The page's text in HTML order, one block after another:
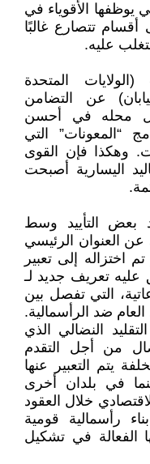
يوظفها الأقوياء في
أقسام تتصارع غالبًا
عليه.
المتحدة
عن التضامن
محله في أحسن
“المعونات” التي
وهكذا فإن القوى
اليسارية أصبحت
بعض التأييد وسط
العنوان الرئيسي
اختزاله إلى تعبير
تعريف جديد لـ
التي تفصل بين
ضد الرأسمالية.
النضالي الذي
من أجل التقدم
يتم التعبير عنها
في بلدان أخرى
خلال العقود
رأسمالية قومية
الفعالة في تشكيل